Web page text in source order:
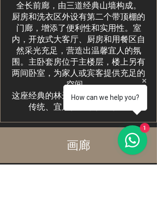
全长前廊，由三道经典山墙构成。
厨房和洗衣区外设有第二个带顶棚的
门廊，增添了便利性和实用性。室
内，开放式大客厅、厨房和用餐区自
然采光充足，营造出温馨宜人的氛
围。主卧套房位于主楼层，楼上另有
两间卧室，为家人或宾客提供充足的
空间。
这座经典的林达尔农舍完美地融合了
传统、宜居性和永恒风格。
画廊
How can we help you?
1